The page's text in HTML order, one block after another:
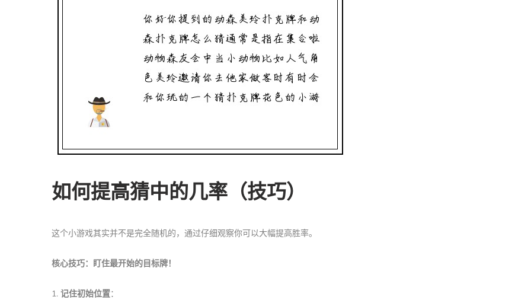
如何提高猜中的几率（技巧）
这个小游戏其实并不是完全随机的，通过仔细观察你可以大幅提高胜率。
核心技巧：盯住最开始的目标牌！
1. 记住初始位置：